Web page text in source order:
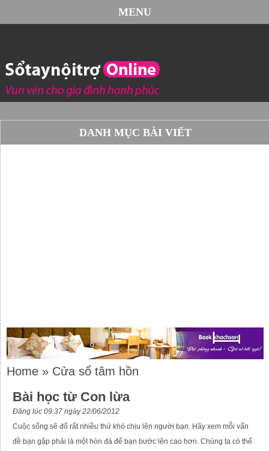
MENU
DANH MỤC BÀI VIẾT
Home » Cửa sổ tâm hồn
Bài học từ Con lừa
Đăng lúc 09:37 ngày 22/06/2012
Cuộc sống sẽ đổ rất nhiều thứ khó chịu lên người bạn. Hãy xem mỗi vấn
đề bạn gặp phải là một hòn đá để bạn bước lên cao hơn. Chúng ta có thể